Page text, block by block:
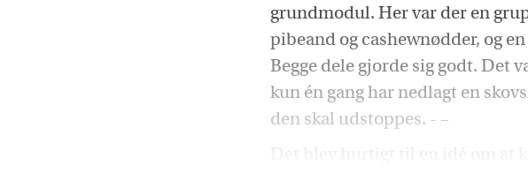
grundmodul. Her var der en
pibeand og cashewnødder, og
Begge dele gjorde sig godt. Det
kun én gang har nedlagt en
den skal udstoppes. - –